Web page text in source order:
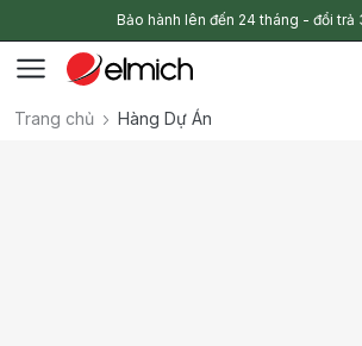
Bảo hành lên đến 24 tháng - đổi trả
Trang chủ Hàng Dự Án